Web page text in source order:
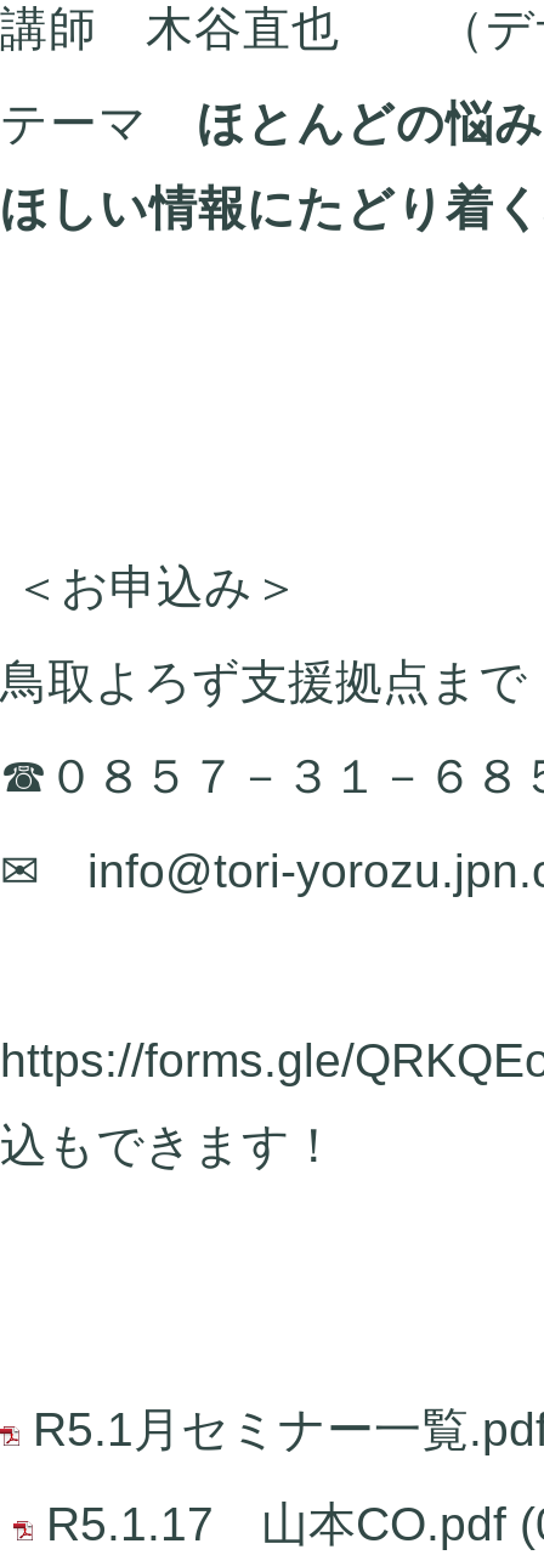
講師 木谷直也 （デ
テーマ ほとんどの悩
ほしい情報にたどり着
＜お申込み＞
鳥取よろず支援拠点まで
☎０８５７－３１－６８
✉ info@tori-
https://forms.gle/
込もできます！
R5.1月セミナー一覧
R5.1.17 山本CO.pdf